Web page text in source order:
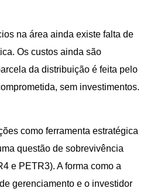
na área ainda existe falta de
Os custos ainda são
da distribuição é feita pelo
sem investimentos.
como ferramenta estratégica
questão de sobrevivência
e PETR3). A forma como a
gerenciamento e o investidor